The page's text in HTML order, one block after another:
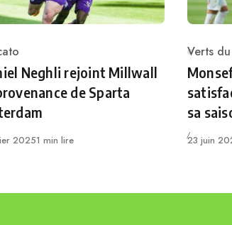
Neghli rejoint Millwall
de Sparta
20251 min lire
Verts
sa
Publié
23 juin